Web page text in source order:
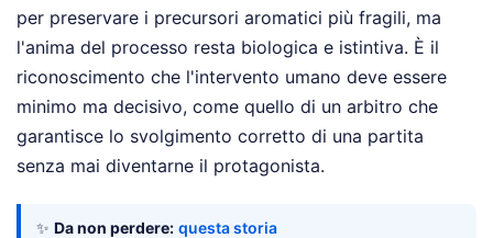
per preservare i precursori aromatici più fragili, ma
l'anima del processo resta biologica e istintiva. È il
riconoscimento che l'intervento umano deve essere
minimo ma decisivo, come quello di un arbitro che
garantisce lo svolgimento corretto di una partita
senza mai diventarne il protagonista.
✨ Da non perdere: questa storia